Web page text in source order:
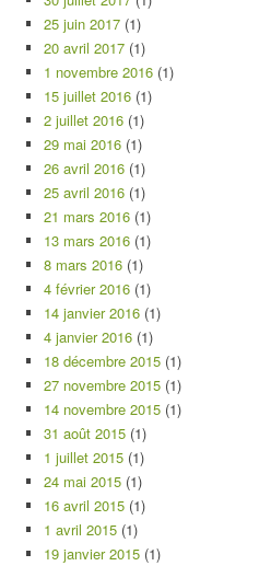
25 juin 2017 (1)
20 avril 2017 (1)
1 novembre 2016 (1)
15 juillet 2016 (1)
2 juillet 2016 (1)
29 mai 2016 (1)
26 avril 2016 (1)
25 avril 2016 (1)
21 mars 2016 (1)
13 mars 2016 (1)
8 mars 2016 (1)
4 février 2016 (1)
14 janvier 2016 (1)
4 janvier 2016 (1)
18 décembre 2015 (1)
27 novembre 2015 (1)
14 novembre 2015 (1)
31 août 2015 (1)
1 juillet 2015 (1)
24 mai 2015 (1)
16 avril 2015 (1)
1 avril 2015 (1)
19 janvier 2015 (1)